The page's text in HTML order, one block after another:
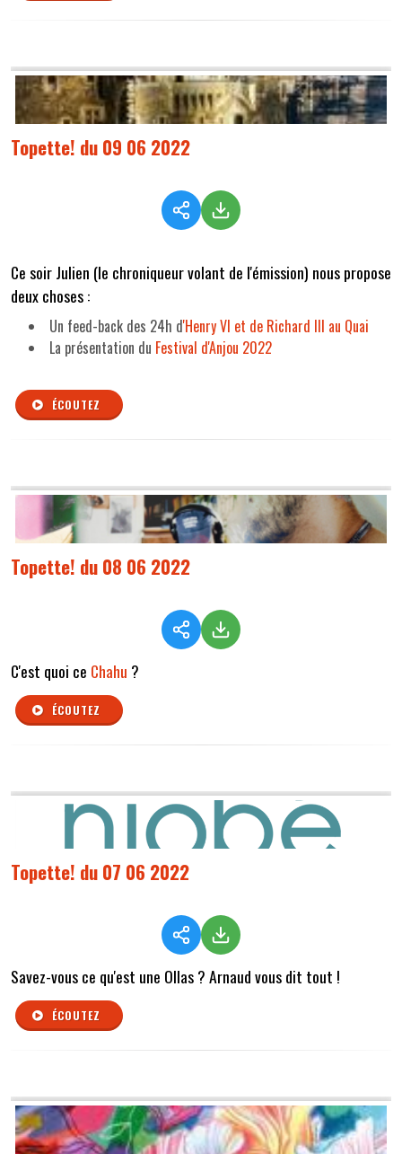
Topette! du 09 06 2022
Ce soir Julien (le chroniqueur volant de l'émission) nous propose
deux choses :
Un feed-back des 24h d'Henry VI et de Richard III au Quai
La présentation du Festival d'Anjou 2022
ÉCOUTEZ
Topette! du 08 06 2022
C'est quoi ce Chahu ?
ÉCOUTEZ
Topette! du 07 06 2022
Savez-vous ce qu'est une Ollas ? Arnaud vous dit tout !
ÉCOUTEZ